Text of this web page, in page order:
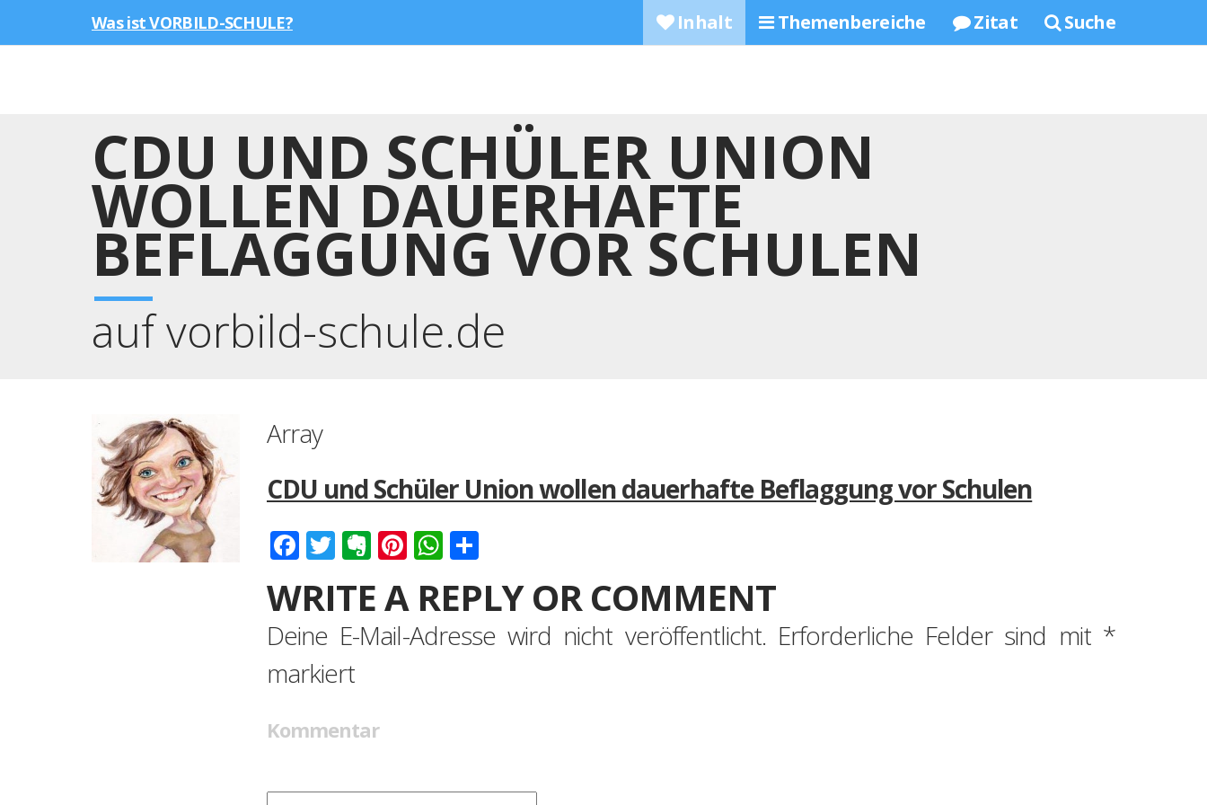
Was ist VORBILD-SCHULE? Inhalt Themenbereiche Zitat Suche
CDU UND SCHÜLER UNION
WOLLEN DAUERHAFTE
BEFLAGGUNG VOR SCHULEN
auf vorbild-schule.de
Array
CDU und Schüler Union wollen dauerhafte Beflaggung vor Schulen
Facebook
Twitter
Evernote
Pinterest
WhatsApp
WRITE A REPLY OR COMMENT
Deine E-Mail-Adresse wird nicht veröffentlicht. Erforderliche Felder sind mit *
markiert
Kommentar